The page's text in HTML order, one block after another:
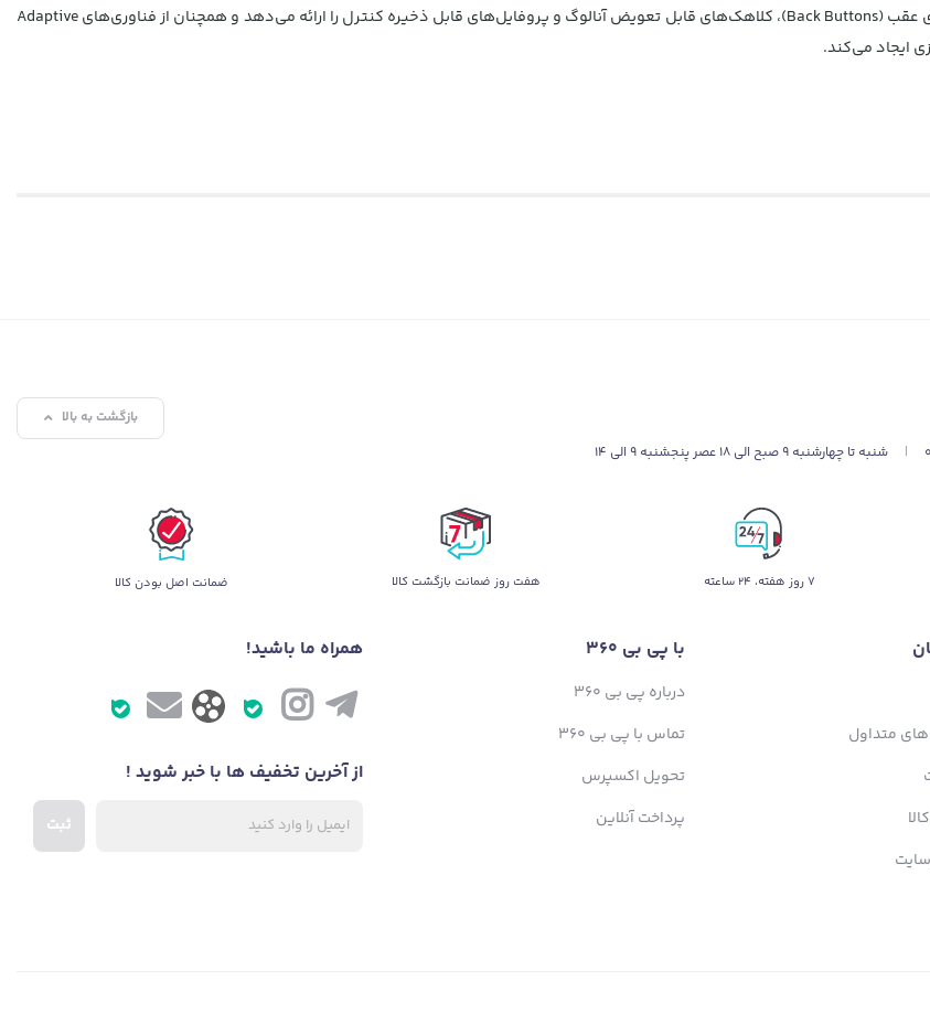
حرفه‌ای داشته باشند. این کنترلر امکاناتی مثل کلیدهای قابل برنامه‌ریزی، دکمه‌های عقب (Back Buttons)، کلاهک‌های قابل تعویض آنالوگ و پروفایل‌های قابل ذخیره کنترل را ارائه می‌دهد و همچنان از فناوری‌های Adaptive
| شنبه تا چهارشنبه 9 صبح الی 18 عصر پنجشنبه 9 الی 14
بازگشت به بالا
۷ روز ﻫﻔﺘﻪ، ۲۴ ﺳﺎﻋﺘﻪ هفت روز ضمانت بازگشت کالا ضمانت اصل بودن کالا
متداول
با پی بی 360
درباره پی بی 360
تماس با پی بی 360
تحویل اکسپرس
پرداخت آنلاین
همراه ما باشید!
از آخرین تخفیف ها با خبر شوید !
ثبت